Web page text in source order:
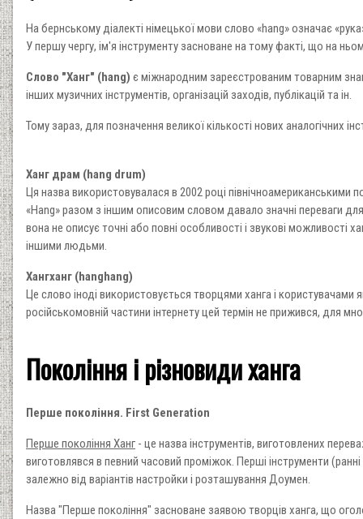
На бернському діалекті німецької мови слово «hang» означає
У першу чергу, ім'я інструменту засноване на тому факті, що на
Слово "Ханг" (hang) є міжнародним зареєстрованим товарним
інших музичних інструментів, організацій заходів, публікацій та ін.
Тому зараз, для позначення великої кількості нових аналогічних
Ханг драм (hang drum)
Ця назва використовувалася в 2002 році північноамериканськими
«Hang» разом з іншим описовим словом давало значні переваги
вона не описує точні або повні особливості і звукові можливості
іншими людьми.
Хангханг (hanghang)
Це слово іноді використовується творцями ханга і користувачами
російськомовній частини інтернету цей термін не прижився, для
Покоління і різновиди ханга
Перше покоління. First Generation
Перше покоління Ханг - це назва інструментів, виготовлених
виготовлявся в певний часовий проміжок. Перші інструменти
залежно від варіантів настройки і розташування Доумен.
Назва "Перше покоління" засноване заявою творців ханга, що